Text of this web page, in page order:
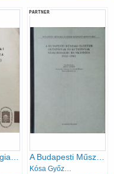
PARTNER
A Budapesti Műszaki Egyetem oktatóinak és kutatóinak szakirodalmi munkássága, 1952-1961
Kósa Győző - Cholnoky Tiborné - Nosek Margit (szerk.)